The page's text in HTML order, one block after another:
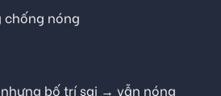
chống nóng
bố trí sai → vẫn nóng